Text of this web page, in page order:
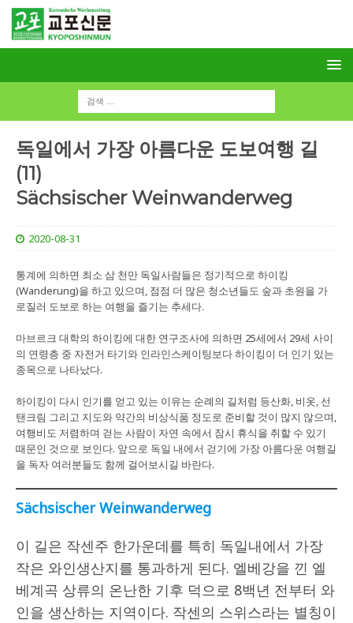
독일에서 가장 아름다운 도보여행 길
(11)
Sächsischer Weinwanderweg
2020-08-31
통계에 의하면 최소 삼 천만 독일사람들은 정기적으로 하이킹
(Wanderung)을 하고 있으며, 점점 더 많은 청소년들도 숲과 초원을 가
로질러 도보로 하는 여행을 즐기는 추세다.
마브르크 대학의 하이킹에 대한 연구조사에 의하면 25세에서 29세 사이
의 연령층 중 자전거 타기와 인라인스케이팅보다 하이킹이 더 인기 있는
종목으로 나타났다.
하이킹이 다시 인기를 얻고 있는 이유는 순례의 길처럼 등산화, 비옷, 선
탠크림 그리고 지도와 약간의 비상식품 정도로 준비할 것이 많지 않으며,
여행비도 저렴하며 걷는 사람이 자연 속에서 잠시 휴식을 취할 수 있기
때문인 것으로 보인다. 앞으로 독일 내에서 걷기에 가장 아름다운 여행길
을 독자 여러분들도 함께 걸어보시길 바란다.
Sächsischer Weinwanderweg
이 길은 작센주 한가운데를 특히 독일내에서 가장
작은 와인생산지를 통과하게 된다. 엘베강을 낀 엘
베계곡 상류의 온난한 기후 덕으로 8백년 전부터 와
인을 생산하는 지역이다. 작센의 스위스라는 별칭이